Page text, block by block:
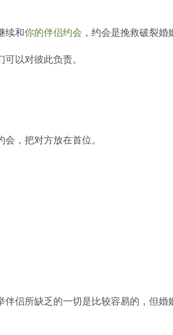
续和你的伴侣约会 ，约会是挽救破裂婚
以对彼此负责。
，把对方放在首位。
侣所缺乏的一切是比较容易的，但婚